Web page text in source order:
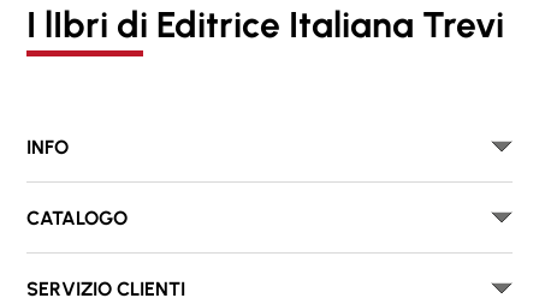
I lIbri di Editrice Italiana Trevi
INFO
CATALOGO
SERVIZIO CLIENTI